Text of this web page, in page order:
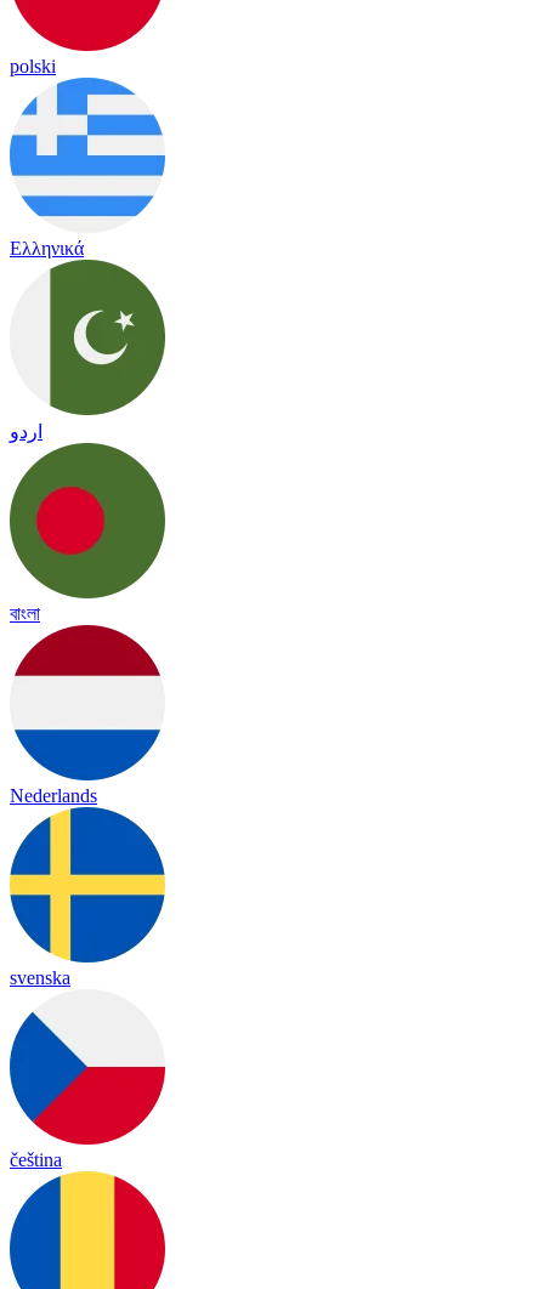
polski
Ελληνικά
اردو
বাংলা
Nederlands
svenska
čeština